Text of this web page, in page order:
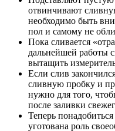
отвинчивают
необходимо быть
пол и самому не
Пока сливается
дальнейшей работы
вытащить
Если слив
сливную пробку и
нужно для того,
после заливки
Теперь
уготована роль